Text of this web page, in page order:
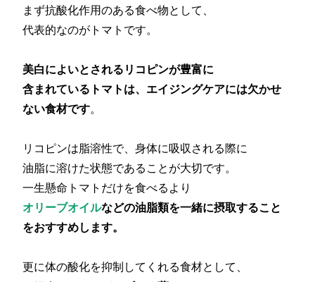
まず抗酸化作用のある食べ物として、
代表的なのがトマトです。
美白によいとされるリコピンが豊富に
含まれているトマトは、エイジングケアには欠かせ
ない食材です。
リコピンは脂溶性で、身体に吸収される際に
油脂に溶けた状態であることが大切です。
一生懸命トマトだけを食べるより
オリーブオイルなどの油脂類を一緒に摂取すること
をおすすめします。
更に体の酸化を抑制してくれる食材として、